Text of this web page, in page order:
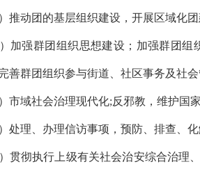
动团的基层组织建设，开展区域化团
强群团组织思想建设；加强群团组
善群团组织参与街道、社区事务及社会
域社会治理现代化;反邪教，维护国家
理、办理信访事项，预防、排查、化
彻执行上级有关社会治安综合治理、